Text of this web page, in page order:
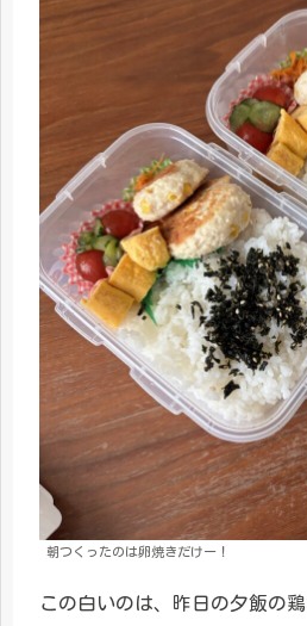
朝つくったのは卵焼きだけー！
この白いのは、昨日の夕飯の